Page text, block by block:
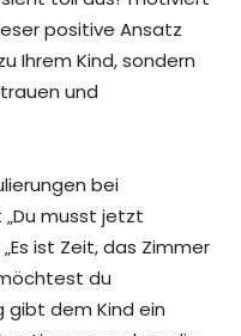
positive Ansatz
Ihrem Kind, sondern
und
bei
musst jetzt
ist Zeit, das Zimmer
du
gibt dem Kind ein